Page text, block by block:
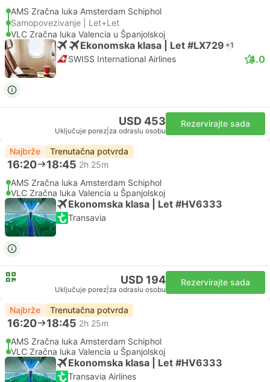
AMS Zračna luka Amsterdam Schiphol
Samopovezivanje | Let+Let
VLC Zračna luka Valencia u Španjolskoj
Ekonomska klasa | Let #LX729 +1
SWISS International Airlines 4.0
USD 453
Uključuje porez za odraslu osobu
Rezervirajte sada
Najbrže Trenutačna potvrda
16:20 18:45 2h 25m
AMS Zračna luka Amsterdam Schiphol
VLC Zračna luka Valencia u Španjolskoj
Ekonomska klasa | Let #HV6333
Transavia
USD 194
Uključuje porez za odraslu osobu
Rezervirajte sada
Najbrže Trenutačna potvrda
16:20 18:45 2h 25m
AMS Zračna luka Amsterdam Schiphol
VLC Zračna luka Valencia u Španjolskoj
Ekonomska klasa | Let #HV6333
Transavia Airlines